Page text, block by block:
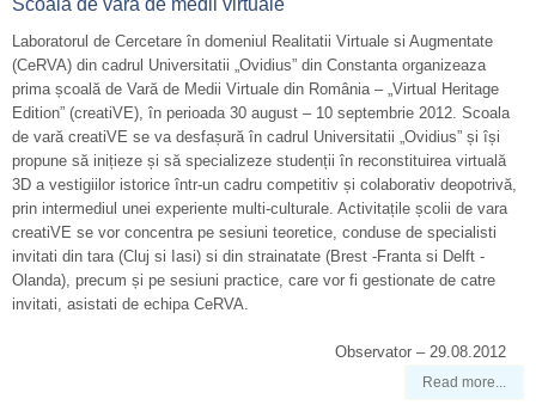
Scoala de vara de medii virtuale
Laboratorul de Cercetare în domeniul Realitatii Virtuale si Augmentate
(CeRVA) din cadrul Universitatii „Ovidius” din Constanta organizeaza
prima școală de Vară de Medii Virtuale din România – „Virtual Heritage
Edition” (creatiVE), în perioada 30 august – 10 septembrie 2012. Scoala
de vară creatiVE se va desfașură în cadrul Universitatii „Ovidius” și își
propune să inițieze și să specializeze studenții în reconstituirea virtuală
3D a vestigiilor istorice într-un cadru competitiv și colaborativ deopotrivă,
prin intermediul unei experiente multi-culturale. Activitațile școlii de vara
creatiVE se vor concentra pe sesiuni teoretice, conduse de specialisti
invitati din tara (Cluj si Iasi) si din strainatate (Brest -Franta si Delft -
Olanda), precum și pe sesiuni practice, care vor fi gestionate de catre
invitati, asistati de echipa CeRVA.
Observator – 29.08.2012
Read more...